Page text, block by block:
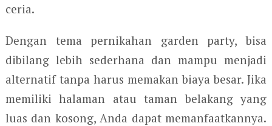
ceria.
Dengan tema pernikahan garden party, bisa
dibilang lebih sederhana dan mampu menjadi
alternatif tanpa harus memakan biaya besar. Jika
memiliki halaman atau taman belakang yang
luas dan kosong, Anda dapat memanfaatkannya.